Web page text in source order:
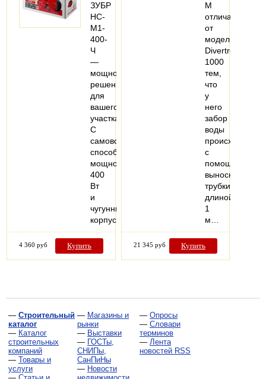
ЗУБР
НС-
М1-
400-
Ч
—
мощное
решение
для
вашего
участка!
С
самовсасывающей
способностью,
мощностью
400
Вт
и
чугунным
корпусом…
4 360 руб Купить
M
отличается
от
модели
Divertron
1000
тем,
что
у
него
забор
воды
происходит
с
помощью
выносной
трубки,
длиной
1
м…
21 345 руб Купить
— Строительный
каталог
— Каталог
строительных
компаний
— Товары и
услуги
— Магазины и
рынки
— Выставки
— ГОСТы,
СНИПы,
СанПиНы
— Новости
— Опросы
— Словари
терминов
— Лента
новостей RSS